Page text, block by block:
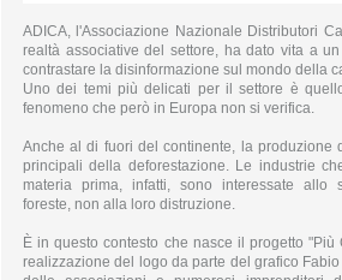
ADICA, l'Associazione Nazionale Distributori
realtà associative del settore, ha dato vita a
contrastare la disinformazione sul mondo della
Uno dei temi più delicati per il settore è
fenomeno che però in Europa non si verifica.
Anche al di fuori del continente, la produzione
principali della deforestazione. Le industrie
materia prima, infatti, sono interessate allo
foreste, non alla loro distruzione.
È in questo contesto che nasce il progetto "Più
realizzazione del logo da parte del grafico